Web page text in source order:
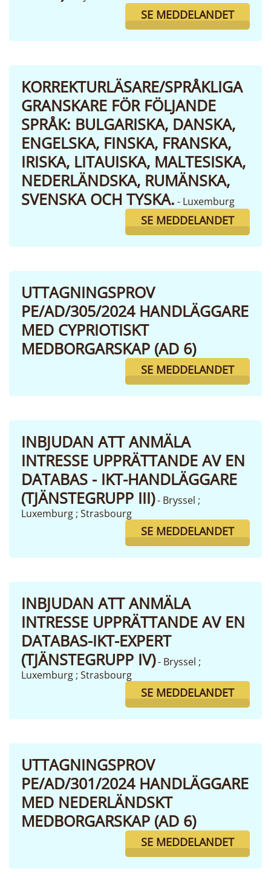
SE MEDDELANDET
KORREKTURLÄSARE/SPRÅKLIGA
GRANSKARE FÖR FÖLJANDE
SPRÅK: BULGARISKA, DANSKA,
ENGELSKA, FINSKA, FRANSKA,
IRISKA, LITAUISKA, MALTESISKA,
NEDERLÄNDSKA, RUMÄNSKA,
SVENSKA OCH TYSKA. - Luxemburg
SE MEDDELANDET
UTTAGNINGSPROV
PE/AD/305/2024 HANDLÄGGARE
MED CYPRIOTISKT
MEDBORGARSKAP (AD 6)
SE MEDDELANDET
INBJUDAN ATT ANMÄLA
INTRESSE UPPRÄTTANDE AV EN
DATABAS - IKT-HANDLÄGGARE
(TJÄNSTEGRUPP III)- Bryssel ;
Luxemburg ; Strasbourg
SE MEDDELANDET
INBJUDAN ATT ANMÄLA
INTRESSE UPPRÄTTANDE AV EN
DATABAS-IKT-EXPERT
(TJÄNSTEGRUPP IV)- Bryssel ;
Luxemburg ; Strasbourg
SE MEDDELANDET
UTTAGNINGSPROV
PE/AD/301/2024 HANDLÄGGARE
MED NEDERLÄNDSKT
MEDBORGARSKAP (AD 6)
SE MEDDELANDET